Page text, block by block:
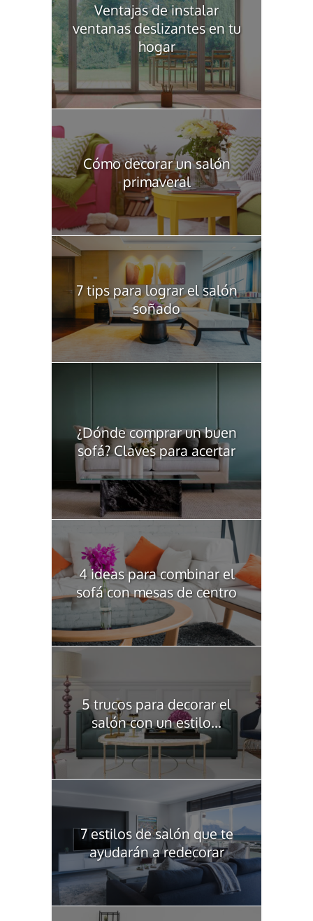
Ventajas de instalar
ventanas deslizantes en tu
hogar
Cómo decorar un salón
primaveral
7 tips para lograr el salón
soñado
¿Dónde comprar un buen
sofá? Claves para acertar
4 ideas para combinar el
sofá con mesas de centro
5 trucos para decorar el
salón con un estilo...
7 estilos de salón que te
ayudarán a redecorar